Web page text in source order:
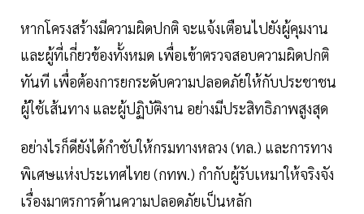
หากโครงสร้างมีความผิดปกติ จะแจ้งเตือนไปยังผู้คุมงาน
และผู้ที่เกี่ยวข้องทั้งหมด เพื่อเข้าตรวจสอบความผิดปกติ
ทันที เพื่อต้องการยกระดับความปลอดภัยให้กับประชาชน
ผู้ใช้เส้นทาง และผู้ปฏิบัติงาน อย่างมีประสิทธิภาพสูงสุด
อย่างไรก็ดียังได้กำชับให้กรมทางหลวง (ทล.) และการทาง
พิเศษแห่งประเทศไทย (กทพ.) กำกับผู้รับเหมาให้จริงจัง
เรื่องมาตรการด้านความปลอดภัยเป็นหลัก